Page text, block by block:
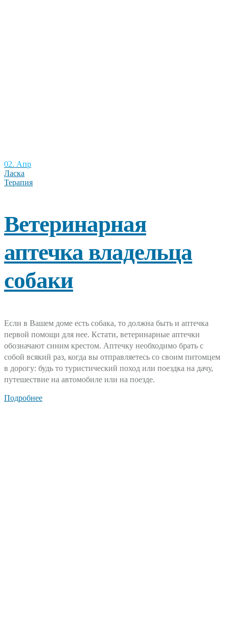
02. Апр
Ласка
Терапия
Ветеринарная
аптечка владельца
собаки
Если в Вашем доме есть собака, то должна быть и аптечка
первой помощи для нее. Кстати, ветеринарные аптечки
обозначают синим крестом. Аптечку необходимо брать с
собой всякий раз, когда вы отправляетесь со своим питомцем
в дорогу: будь то туристический поход или поездка на дачу,
путешествие на автомобиле или на поезде.
Подробнее